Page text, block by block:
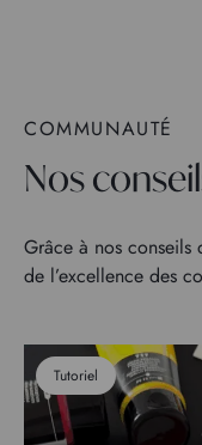
COMMUNAUTÉ
Nos
Grâce à nos conseils
de l’excellence des
Tutoriel